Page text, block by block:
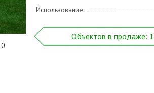
Использование:
Объектов в продаже: 1